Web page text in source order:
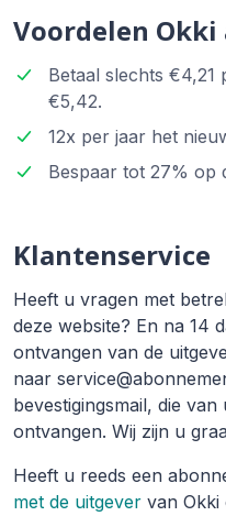
Voordelen
Betaal slechts €4,21
€5,42.
12x per jaar het
Bespaar tot 27% op
Klantenservice
Heeft u vragen met
deze website? En na 14
ontvangen van de
naar
bevestigingsmail, die
ontvangen. Wij zijn u
Heeft u reeds een
met de uitgever van Okki